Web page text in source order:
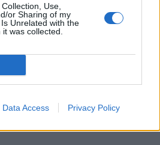
Use,
or Sharing of my
Unrelated with the
was collected.
Data Access Privacy Policy